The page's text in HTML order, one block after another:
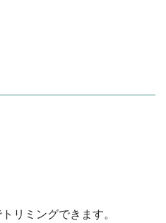
リミングできます。